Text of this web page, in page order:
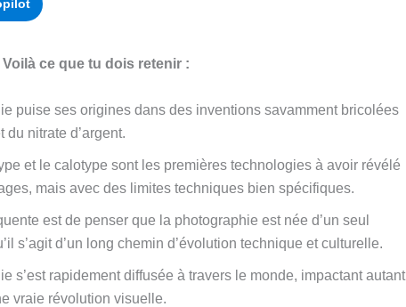
ce que tu dois retenir :
puise ses origines dans des inventions savamment bricolées
nitrate d’argent.
et le calotype sont les premières technologies à avoir révélé
mais avec des limites techniques bien spécifiques.
est de penser que la photographie est née d’un seul
s’agit d’un long chemin d’évolution technique et culturelle.
s’est rapidement diffusée à travers le monde, impactant autant
vraie révolution visuelle.